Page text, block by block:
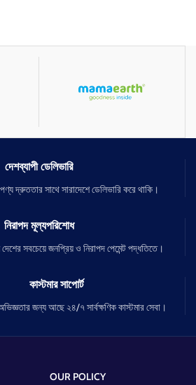
দেশব্যাপী ডেলিভারি
দ্রুততার সাথে সারাদেশে ডেলিভারি করে থাকি।
নিরাপদ মূল্যপরিশোধ
সবচেয়ে জনপ্রিয় ও নিরাপদ পেমেন্ট পদ্ধতিতে।
কাস্টমার সাপোর্ট
জন্য আছে ২৪/৭ সার্বক্ষণিক কাস্টমার সেবা।
OUR POLICY